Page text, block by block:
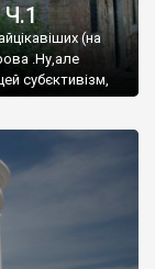
Ч.1
(на
.Ну,але
субєктивізм,